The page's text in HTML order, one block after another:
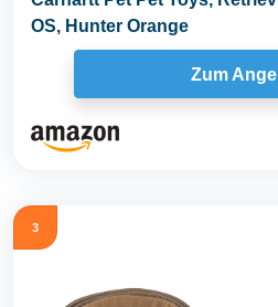
OS, Hunter Orange
Zum
3